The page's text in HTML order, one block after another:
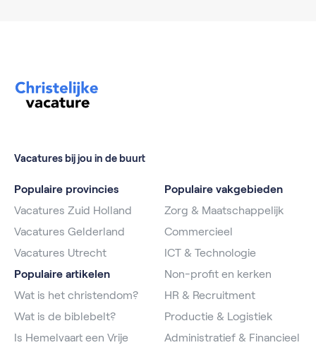
Vacatures bij jou in de buurt
Populaire provincies
Vacatures Zuid Holland
Vacatures Gelderland
Vacatures Utrecht
Populaire artikelen
Wat is het christendom?
Wat is de biblebelt?
Is Hemelvaart een Vrije
Populaire vakgebieden
Zorg & Maatschappelijk
Commercieel
ICT & Technologie
Non-profit en kerken
HR & Recruitment
Productie & Logistiek
Administratief & Financieel